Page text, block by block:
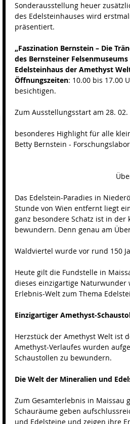
Sonderausstellung heuer
des Edelsteinhauses wird
präsentiert.
„Faszination Bernstein – Die
des Bernsteiner
Edelsteinhaus der Amethyst
Öffnungszeiten: 10.00 bis 17.00
besichtigen.
Zum Ausstellungsstart am 28.
besonderes Highlight für alle
Betty Bernstein -
Das Edelstein-Paradies in
Stunde von Wien entfernt liegt
ganz besondere Schatz ist in
bewundern. Denn genau am
Waldviertel wurde vor rund 150
Heute gilt die Fundstelle in
dieses einzigartige
Erlebnis-Welt zum Thema
Einzigartiger Amethyst-
Herzstück der Amethyst Welt ist
Amethyst-Verlaufes wurden
Schaustollen zu bewundern.
Die Welt der Mineralien und
Zum Gesamterlebnis in Maissau
Schauräume geben
und Edelsteine und zeigen ihre